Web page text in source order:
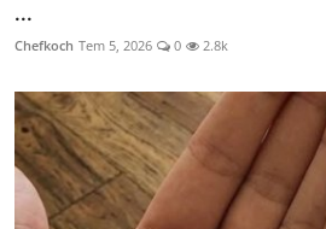
...
Chefkoch Tem 5, 2026 0 2.8k